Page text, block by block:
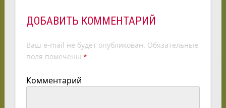
ДОБАВИТЬ КОММЕНТАРИЙ
Ваш e-mail не будет опубликован. Обязательные
поля помечены *
Комментарий